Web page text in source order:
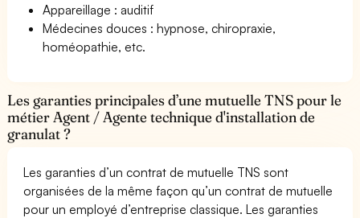
Appareillage : auditif
Médecines douces : hypnose, chiropraxie,
homéopathie, etc.
Les garanties principales d’une mutuelle TNS pour le
métier Agent / Agente technique d'installation de
granulat ?
Les garanties d’un contrat de mutuelle TNS sont
organisées de la même façon qu’un contrat de mutuelle
pour un employé d’entreprise classique. Les garanties